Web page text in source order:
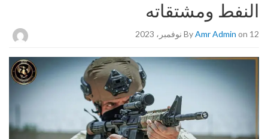
النفط ومشتقاته
ByAmr Admin on 12 نوفمبر، 2023